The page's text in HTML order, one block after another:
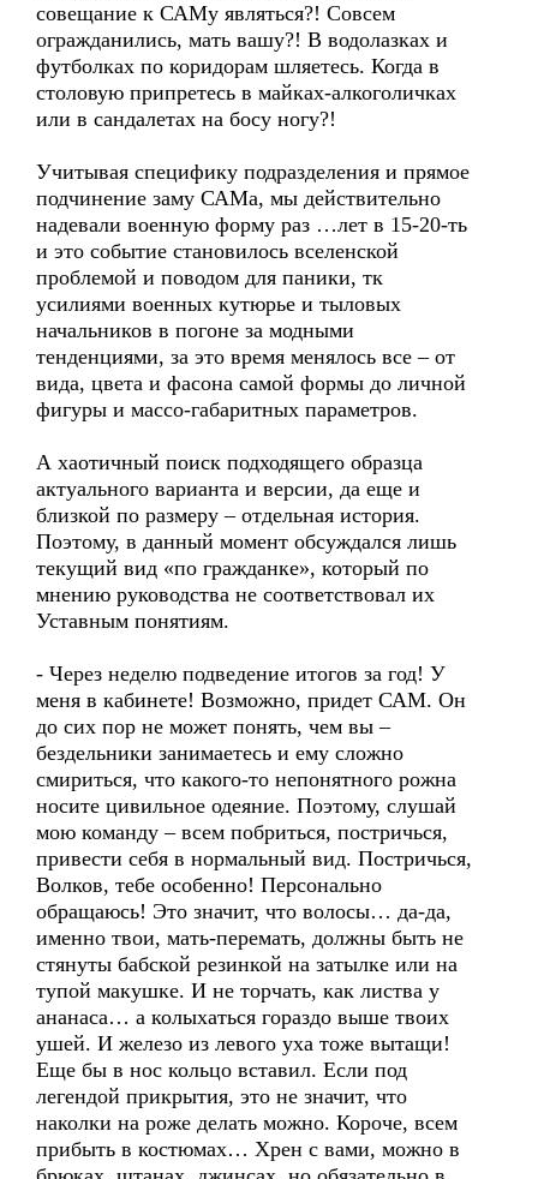
совещание к САМу являться?! Совсем
огражданились, мать вашу?! В водолазках и
футболках по коридорам шляетесь. Когда в
столовую припретесь в майках-алкоголичках
или в сандалетах на босу ногу?!
Учитывая специфику подразделения и прямое
подчинение заму САМа, мы действительно
надевали военную форму раз …лет в 15-20-ть
и это событие становилось вселенской
проблемой и поводом для паники, тк
усилиями военных кутюрье и тыловых
начальников в погоне за модными
тенденциями, за это время менялось все – от
вида, цвета и фасона самой формы до личной
фигуры и массо-габаритных параметров.
А хаотичный поиск подходящего образца
актуального варианта и версии, да еще и
близкой по размеру – отдельная история.
Поэтому, в данный момент обсуждался лишь
текущий вид «по гражданке», который по
мнению руководства не соответствовал их
Уставным понятиям.
- Через неделю подведение итогов за год! У
меня в кабинете! Возможно, придет САМ. Он
до сих пор не может понять, чем вы –
бездельники занимаетесь и ему сложно
смириться, что какого-то непонятного рожна
носите цивильное одеяние. Поэтому, слушай
мою команду – всем побриться, постричься,
привести себя в нормальный вид. Постричься,
Волков, тебе особенно! Персонально
обращаюсь! Это значит, что волосы… да-да,
именно твои, мать-перемать, должны быть не
стянуты бабской резинкой на затылке или на
тупой макушке. И не торчать, как листва у
ананаса… а колыхаться гораздо выше твоих
ушей. И железо из левого уха тоже вытащи!
Еще бы в нос кольцо вставил. Если под
легендой прикрытия, это не значит, что
наколки на роже делать можно. Короче, всем
прибыть в костюмах… Хрен с вами, можно в